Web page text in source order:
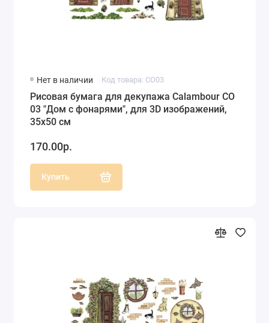
Нет в наличии Код товара: CO03
Рисовая бумага для декупажа Calambour CO
03 "Дом с фонарями", для 3D изображений,
35х50 см
170.00р.
Купить